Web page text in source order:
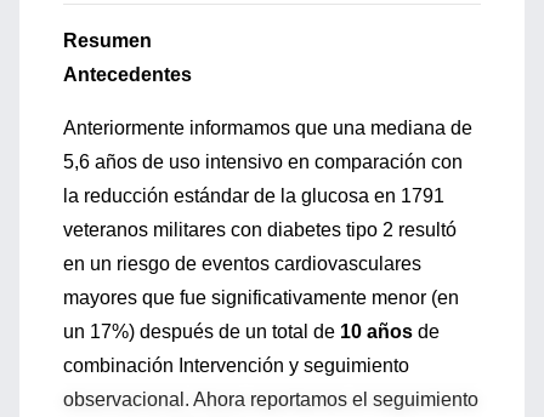
Resumen
Antecedentes
Anteriormente informamos que una mediana de
5,6 años de uso intensivo en comparación con
la reducción estándar de la glucosa en 1791
veteranos militares con diabetes tipo 2 resultó
en un riesgo de eventos cardiovasculares
mayores que fue significativamente menor (en
un 17%) después de un total de 10 años de
combinación Intervención y seguimiento
observacional. Ahora reportamos el seguimiento